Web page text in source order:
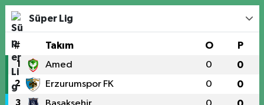
Süper Lig
# Takım O P
1 Amed 0 0
2 Erzurumspor FK 0 0
3